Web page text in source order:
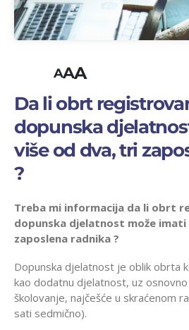
AAA
Da li obrt
dopunska
više od dva, tri
?
Treba mi informacija da li obrt
dopunska djelatnost može
zaposlena radnika ?
Dopunska djelatnost je oblik obrta
kao dodatnu djelatnost, uz
školovanje, najčešće u skraćenom
sati sedmično).